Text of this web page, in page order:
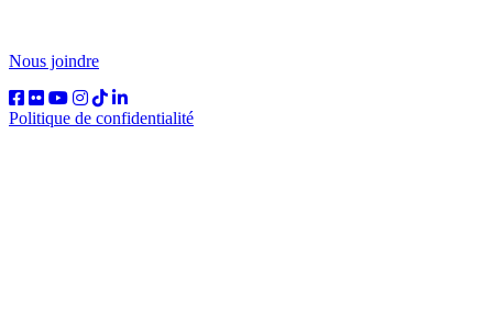
Nous joindre
Politique de confidentialité